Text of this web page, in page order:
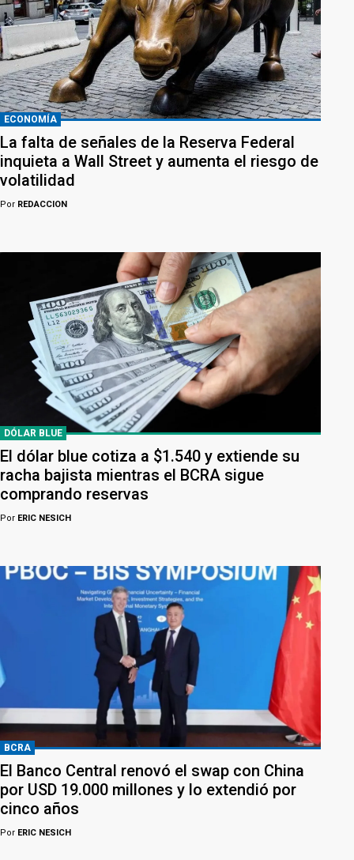
ECONOMÍA
La falta de señales de la Reserva Federal
inquieta a Wall Street y aumenta el riesgo de
volatilidad
Por REDACCION
DÓLAR BLUE
El dólar blue cotiza a $1.540 y extiende su
racha bajista mientras el BCRA sigue
comprando reservas
Por ERIC NESICH
BCRA
El Banco Central renovó el swap con China
por USD 19.000 millones y lo extendió por
cinco años
Por ERIC NESICH